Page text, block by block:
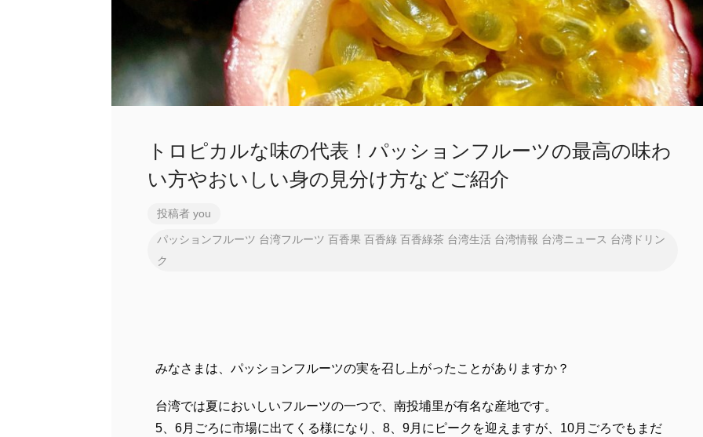
トロピカルな味の代表！パッションフルーツの最高の味わ
い方やおいしい身の見分け方などご紹介
投稿者 you
パッションフルーツ 台湾フルーツ 百香果 百香綠 百香綠茶 台湾生活 台湾情報 台湾ニュース 台湾ドリン
ク
みなさまは、パッションフルーツの実を召し上がったことがありますか？
台湾では夏においしいフルーツの一つで、南投埔里が有名な産地です。
5、6月ごろに市場に出てくる様になり、8、9月にピークを迎えますが、10月ごろでもまだ